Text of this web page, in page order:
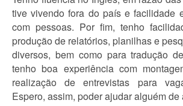
tive vivendo fora do país e facilidade
com pessoas. Por fim, tenho
produção de relatórios, planilhas e
diversos, bem como para tradução
tenho boa experiência com
realização de entrevistas para
Espero, assim, poder ajudar alguém de